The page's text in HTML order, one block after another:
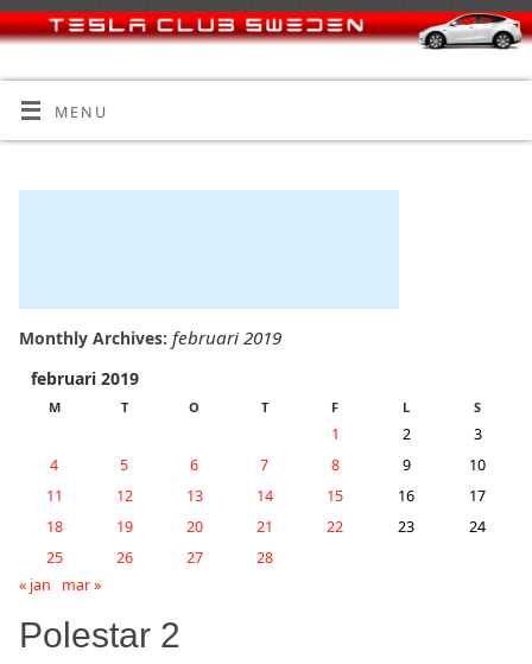
MENU
Monthly Archives: februari 2019
februari 2019
M T O T F L S
1 2
3
4
5 6 7 8 9
10
11
12 13 14 15 16
17
18
19 20 21 22 23
24
25
26 27
28
« jan
mar »
Polestar 2